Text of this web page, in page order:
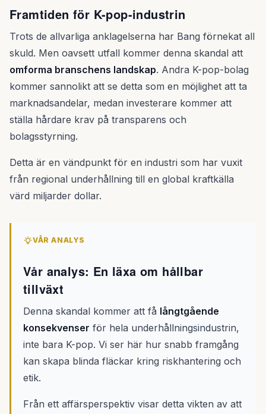
Framtiden för K-pop-industrin
Trots de allvarliga anklagelserna har Bang förnekat all
skuld. Men oavsett utfall kommer denna skandal att
omforma branschens landskap. Andra K-pop-bolag
kommer sannolikt att se detta som en möjlighet att ta
marknadsandelar, medan investerare kommer att
ställa hårdare krav på transparens och
bolagsstyrning.
Detta är en vändpunkt för en industri som har vuxit
från regional underhållning till en global kraftkälla
värd miljarder dollar.
VÅR ANALYS
Vår analys: En läxa om hållbar
tillväxt
Denna skandal kommer att få långtgående
konsekvenser för hela underhållningsindustrin,
inte bara K-pop. Vi ser här hur snabb framgång
kan skapa blinda fläckar kring riskhantering och
etik.
Från ett affärsperspektiv visar detta vikten av att